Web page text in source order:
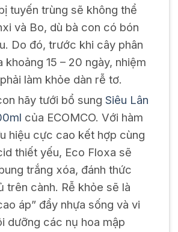
tuyến trùng sẽ không thể
và Bo, dù bà con có bón
Do đó, trước khi cây phân
khoảng 15 – 20 ngày, nhiệm
làm khỏe dàn rễ tơ.
hãy tưới bổ sung Siêu Lân
của ECOMCO. Với hàm
hiệu cực cao kết hợp cùng
thiết yếu, Eco Floxa sẽ
trắng xóa, đánh thức
trên cành. Rễ khỏe sẽ là
áp” đẩy nhựa sống và vi
dưỡng các nụ hoa mập